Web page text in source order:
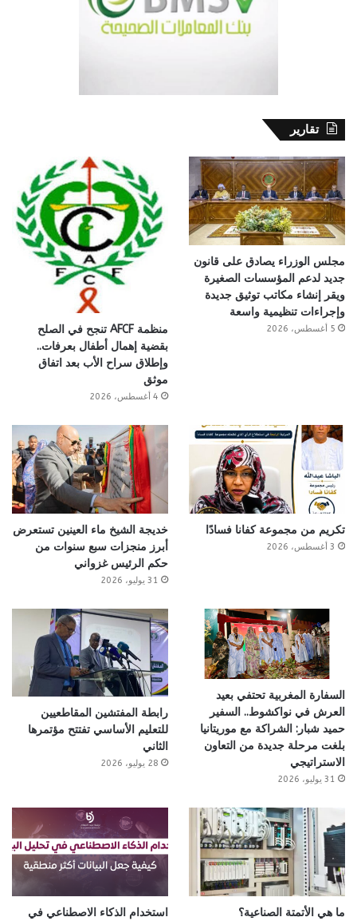
تقارير
مجلس الوزراء يصادق على قانون
جديد لدعم المؤسسات الصغيرة
ويقر إنشاء مكاتب توثيق جديدة
وإجراءات تنظيمية واسعة
5 أغسطس، 2026
منظمة AFCF تنجح في الصلح
بقضية إهمال أطفال بعرفات..
وإطلاق سراح الأب بعد اتفاق
موثق
4 أغسطس، 2026
تكريم من مجموعة كفانا فسادًا
3 أغسطس، 2026
خديجة الشيخ ماء العينين تستعرض
أبرز منجزات سبع سنوات من
حكم الرئيس غزواني
31 يوليو، 2026
السفارة المغربية تحتفي بعيد
العرش في نواكشوط.. السفير
حميد شبار: الشراكة مع موريتانيا
بلغت مرحلة جديدة من التعاون
الاستراتيجي
31 يوليو، 2026
رابطة المفتشين المقاطعيين
للتعليم الأساسي تفتتح مؤتمرها
الثاني
28 يوليو، 2026
ما هي الأتمتة الصناعية؟
استخدام الذكاء الاصطناعي في